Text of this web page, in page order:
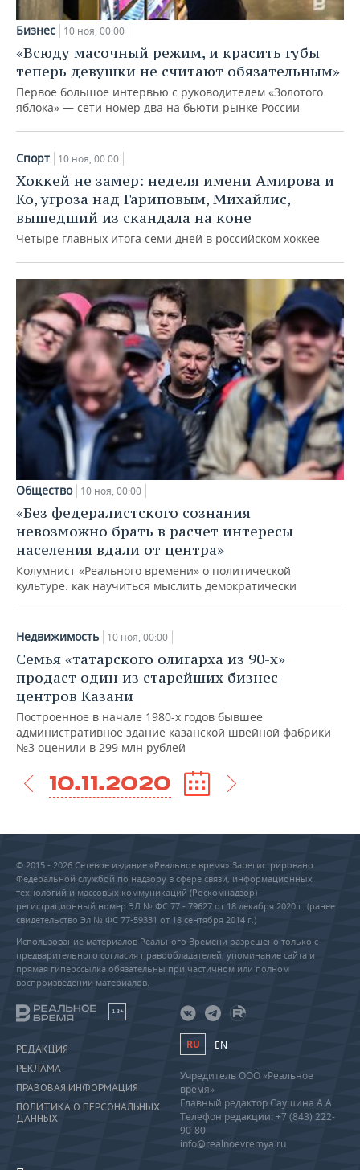
Бизнес 10 ноя, 00:00
«Всюду масочный режим, и красить губы
теперь девушки не считают обязательным»
Первое большое интервью с руководителем «Золотого
яблока» — сети номер два на бьюти-рынке России
Спорт 10 ноя, 00:00
Хоккей не замер: неделя имени Амирова и
Ко, угроза над Гариповым, Михайлис,
вышедший из скандала на коне
Четыре главных итога семи дней в российском хоккее
Общество 10 ноя, 00:00
«Без федералистского сознания
невозможно брать в расчет интересы
населения вдали от центра»
Колумнист «Реального времени» о политической
культуре: как научиться мыслить демократически
Недвижимость 10 ноя, 00:00
Семья «татарского олигарха из 90-х»
продаст один из старейших бизнес-
центров Казани
Построенное в начале 1980-х годов бывшее
административное здание казанской швейной фабрики
№3 оценили в 299 млн рублей
10.11.2020
© 2015 - 2026 Сетевое издание «Реальное время» Зарегистрировано
Федеральной службой по надзору в сфере связи, информационных
технологий и массовых коммуникаций (Роскомнадзор) –
регистрационный номер ЭЛ № ФС 77 - 79627 от 18 декабря 2020 г. (ранее
свидетельство Эл № ФС 77-59331 от 18 сентября 2014 г.)
Использование материалов Реального Времени разрешено только с
предварительного согласия правообладателей, упоминание сайта и
прямая гиперссылка обязательны при частичном или полном
воспроизведении материалов.
18+
РЕДАКЦИЯ
РЕКЛАМА
ПРАВОВАЯ ИНФОРМАЦИЯ
ПОЛИТИКА О ПЕРСОНАЛЬНЫХ
ДАННЫХ
RU EN
Учредитель ООО «Реальное
время»
Главный редактор Саушина А.А.
Телефон редакции: +7 (843) 222-
90-80
info@realnoevremya.ru